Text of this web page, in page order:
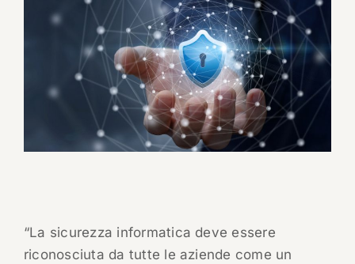
“La sicurezza informatica deve essere
riconosciuta da tutte le aziende come un